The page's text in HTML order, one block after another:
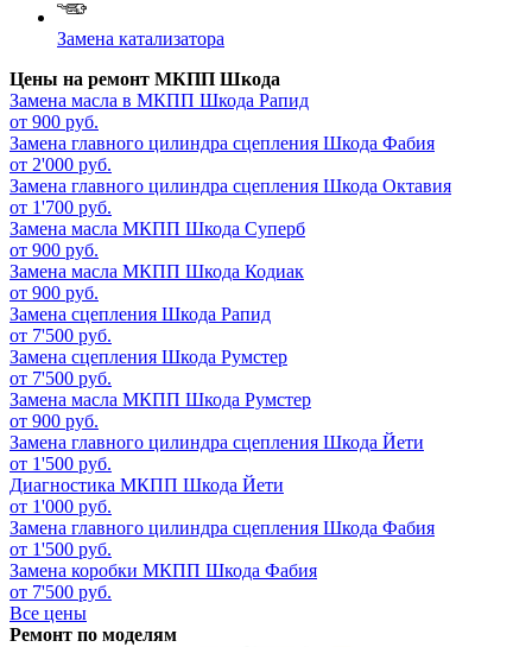
Замена катализатора
Цены на ремонт МКПП Шкода
Замена масла в МКПП Шкода Рапид
от 900 руб.
Замена главного цилиндра сцепления Шкода Фабия
от 2'000 руб.
Замена главного цилиндра сцепления Шкода Октавия
от 1'700 руб.
Замена масла МКПП Шкода Суперб
от 900 руб.
Замена масла МКПП Шкода Кодиак
от 900 руб.
Замена сцепления Шкода Рапид
от 7'500 руб.
Замена сцепления Шкода Румстер
от 7'500 руб.
Замена масла МКПП Шкода Румстер
от 900 руб.
Замена главного цилиндра сцепления Шкода Йети
от 1'500 руб.
Диагностика МКПП Шкода Йети
от 1'000 руб.
Замена главного цилиндра сцепления Шкода Фабия
от 1'500 руб.
Замена коробки МКПП Шкода Фабия
от 7'500 руб.
Все цены
Ремонт по моделям